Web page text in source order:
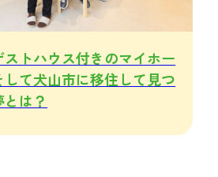
トハウス付きのマイホー
て犬山市に移住して見つ
は？